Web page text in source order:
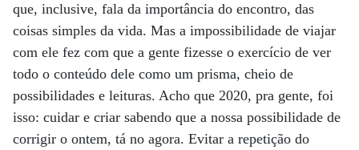
que, inclusive, fala da importância do encontro, das
coisas simples da vida. Mas a impossibilidade de viajar
com ele fez com que a gente fizesse o exercício de ver
todo o conteúdo dele como um prisma, cheio de
possibilidades e leituras. Acho que 2020, pra gente, foi
isso: cuidar e criar sabendo que a nossa possibilidade de
corrigir o ontem, tá no agora. Evitar a repetição do